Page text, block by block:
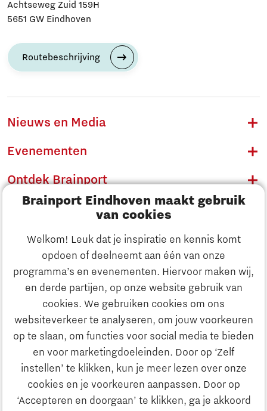
Brainport Eindhoven maakt gebruik
van cookies
Welkom! Leuk dat je inspiratie en kennis komt
opdoen of deelneemt aan één van onze
programma’s en evenementen. Hiervoor maken wij,
en derde partijen, op onze website gebruik van
cookies. We gebruiken cookies om ons
websiteverkeer te analyseren, om jouw voorkeuren
op te slaan, om functies voor social media te bieden
en voor marketingdoeleinden. Door op ‘Zelf
instellen’ te klikken, kun je meer lezen over onze
cookies en je voorkeuren aanpassen. Door op
‘Accepteren en doorgaan’ te klikken, ga je akkoord
Ontdek Brainport
Innovatie
Ondernemen
Onderwijs
Achtseweg Zuid 159H
5651 GW Eindhoven
Routebeschrijving
Nieuws en Media
Evenementen
Ontdek Brainport
Innovatie
Ondernemen
Onderwijs
Maatschappelijk
Strategie & Organisatie
Zoeken
Contact